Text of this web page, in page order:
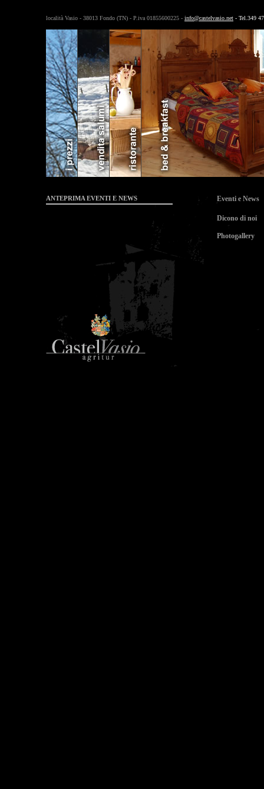
località Vasio - 38013 Fondo (TN) - P.iva 01855600225 - info@castelvasio.net - Tel.349
ANTEPRIMA EVENTI E NEWS Eventi e News
Dicono di noi
Photogallery